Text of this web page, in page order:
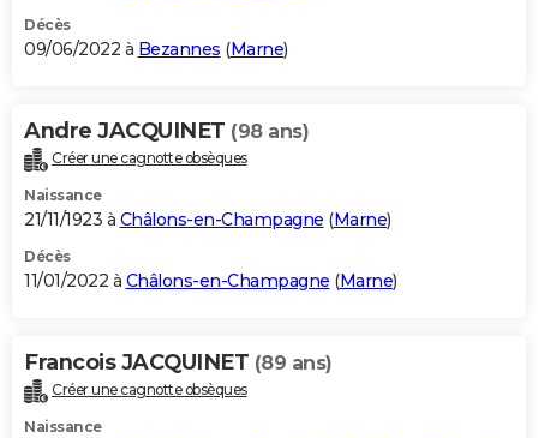
Décès
09/06/2022 à Bezannes (Marne)
Andre JACQUINET (98 ans)
Créer une cagnotte obsèques
Naissance
21/11/1923 à Châlons-en-Champagne (Marne)
Décès
11/01/2022 à Châlons-en-Champagne (Marne)
Francois JACQUINET (89 ans)
Créer une cagnotte obsèques
Naissance